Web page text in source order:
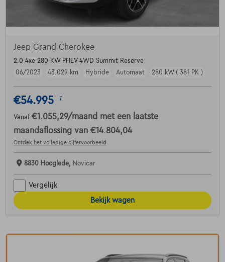
Jeep Grand Cherokee
2.0 4xe 280 KW PHEV 4WD Summit Reserve
06/2023
43.029 km Hybride Automaat 280 kW ( 381 PK )
€54.995 1
Vanaf €1.055,29/maand met een laatste
maandaflossing van €14.804,04
Ontdek het volledige cijfervoorbeeld
8830 Hooglede, Novicar
Vergelijk
Bekijk wagen